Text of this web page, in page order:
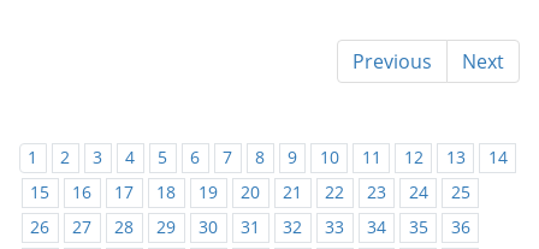
Previous Next
1 2 3 4 5 6 7 8 9 10 11 12 13
14
15
16 17 18 19 20 21 22 23 24
25
26
27 28 29 30 31 32 33 34 35
36